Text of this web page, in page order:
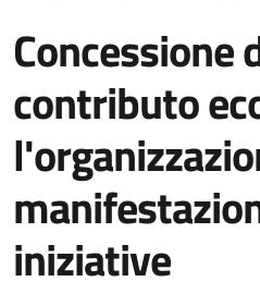
Concessione
contributo
iniziative